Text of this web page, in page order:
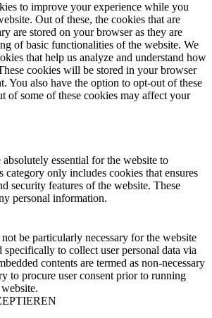
to improve your experience while you
Out of these, the cookies that are
are stored on your browser as they are
of basic functionalities of the website. We
that help us analyze and understand how
cookies will be stored in your browser
You also have the option to opt-out of these
of some of these cookies may affect your
absolutely essential for the website to
only includes cookies that ensures
security features of the website. These
personal information.
be particularly necessary for the website
specifically to collect user personal data via
contents are termed as non-necessary
to procure user consent prior to running